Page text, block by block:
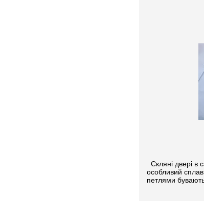
Скляні двері в
особливий
петлями бувають